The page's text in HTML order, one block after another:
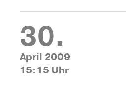
30.
April 2009
15:15 Uhr